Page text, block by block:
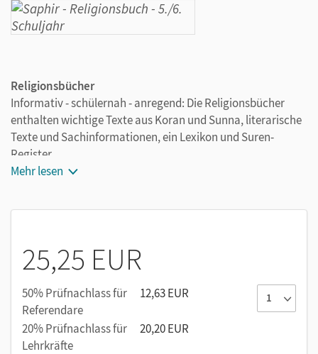
Religionsbücher
Informativ - schülernah - anregend: Die Religionsbücher
enthalten wichtige Texte aus Koran und Sunna, literarische
Texte und Sachinformationen, ein Lexikon und Suren-
Register.
Ausgezeichnet mit dem Ehrenpreis des „Best European
Mehr lesen
25,25 EUR
50% Prüfnachlass für
Referendare
12,63 EUR
20% Prüfnachlass für
Lehrkräfte
20,20 EUR